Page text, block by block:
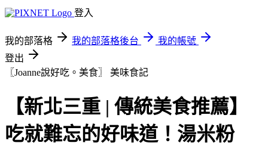
登入
我的部落格 我的部落格後台
我的帳號
登出
〖Joanne說好吃。美食〗 美味食記
【新北三重 | 傳統美食推薦】
吃就難忘的好味道！湯米粉